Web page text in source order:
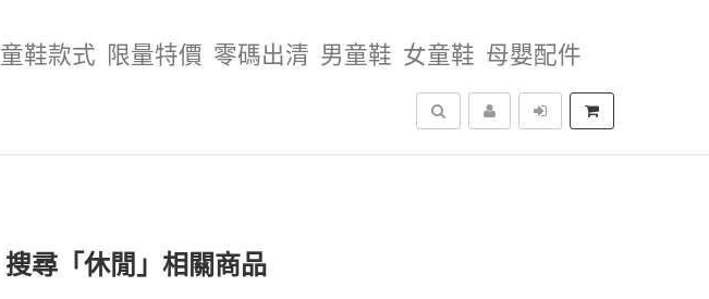
童鞋款式 限量特價 零碼出清 男童鞋 女童鞋 母嬰配件
搜尋
搜尋「休閒」相關商品